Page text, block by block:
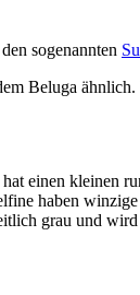
sogenannten
Beluga
hat einen kleinen
haben
grau und